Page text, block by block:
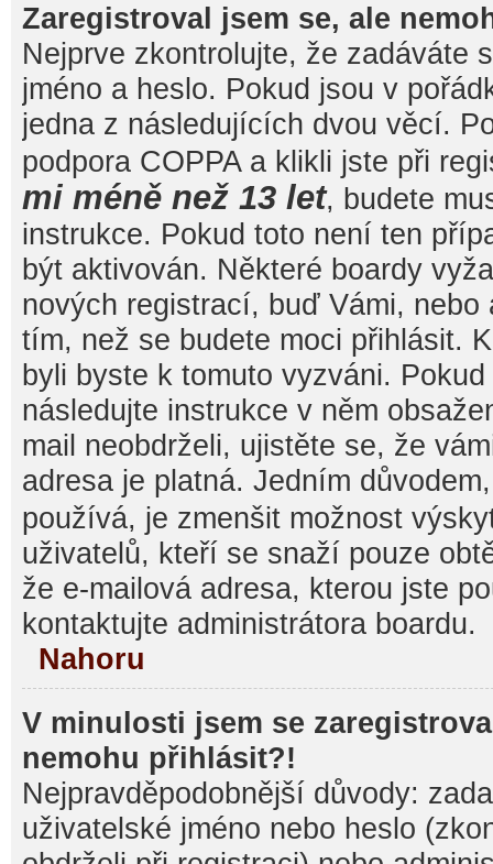
Zaregistroval jsem se, ale
Nejprve zkontrolujte, že zadáváte
jméno a heslo. Pokud jsou v
jedna z následujících dvou věcí.
podpora COPPA a klikli jste při
mi méně než 13 let, budete
instrukce. Pokud toto není ten
být aktivován. Některé boardy
nových registrací, buď Vámi, nebo
tím, než se budete moci přihlásit.
byli byste k tomuto vyzváni.
následujte instrukce v něm
mail neobdrželi, ujistěte se, že
adresa je platná. Jedním
používá, je zmenšit možnost
uživatelů, kteří se snaží pouze
že e-mailová adresa, kterou jste
kontaktujte administrátora boardu.
Nahoru
V minulosti jsem se
nemohu přihlásit?!
Nejpravděpodobnější důvody:
uživatelské jméno nebo heslo